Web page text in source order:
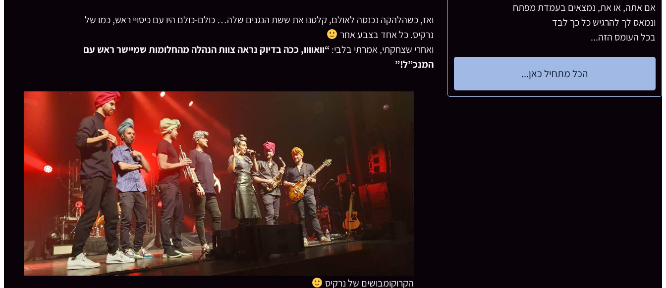
אם אתה, או את, נמצאים בעמדת מפתח
ונמאס לך להרגיש כל כך לבד
בכל העומס הזה...
הכל מתחיל כאן...
ואז, כשהלהקה נכנסה לאולם, קלטנו את ששת הנגנים שלה… כולם-כולם היו עם כיסויי ראש, כמו של
נרקיס. כל אחד בצבע אחר
ואחרי שצחקתי, אמרתי בלבי: “וואוווו, ככה בדיוק נראה צוות הנהלה מהחלומות שמיישר ראש עם
המנכ”ל!”
הקרוקומבושים של נרקיס